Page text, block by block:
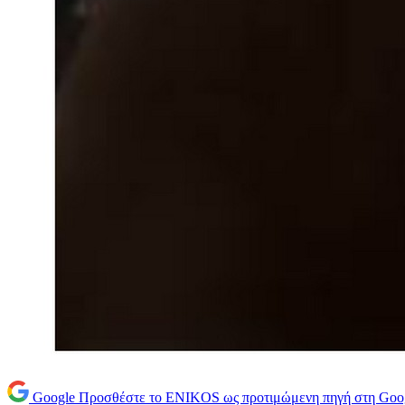
Google Προσθέστε το ENIKOS ως προτιμώμενη πηγή στη